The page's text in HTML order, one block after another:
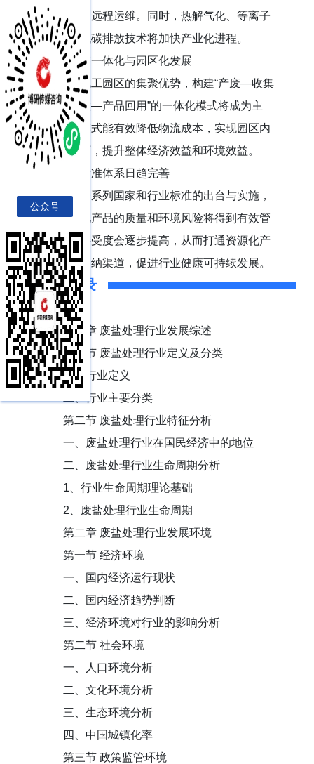
精准分选和远程运维。同时，热解气化、等离子
体熔融等低碳排放技术将加快产业化进程。
产业链一体化与园区化发展
依托化工园区的集聚优势，构建“产废—收集
—集中处置—产品回用”的一体化模式将成为主
流。这种模式能有效降低物流成本，实现园区内
部的微循环，提升整体经济效益和环境效益。
行业标准体系日趋完善
随着一系列国家和行业标准的出台与实施，
废盐资源化产品的质量和环境风险将得到有效管
控，市场接受度会逐步提高，从而打通资源化产
品的下游消纳渠道，促进行业健康可持续发展。
报告目录
第一章 废盐处理行业发展综述
第一节 废盐处理行业定义及分类
一、行业定义
二、行业主要分类
第二节 废盐处理行业特征分析
一、废盐处理行业在国民经济中的地位
二、废盐处理行业生命周期分析
1、行业生命周期理论基础
2、废盐处理行业生命周期
第二章 废盐处理行业发展环境
第一节 经济环境
一、国内经济运行现状
二、国内经济趋势判断
三、经济环境对行业的影响分析
第二节 社会环境
一、人口环境分析
二、文化环境分析
三、生态环境分析
四、中国城镇化率
第三节 政策监管环境
公众号